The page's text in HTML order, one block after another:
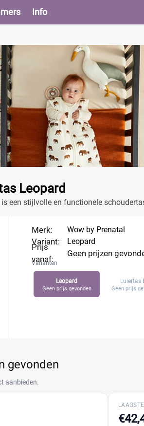
Info
Leopard
een stijlvolle en functionele
Merk:
Variant:
Prijs
vanaf:
Wow by Prenatal
Leopard
Geen prijzen
Varianten
Leopard
Geen prijs gevonden
Luiertas
Geen prijs
gevonden
aanbieden.